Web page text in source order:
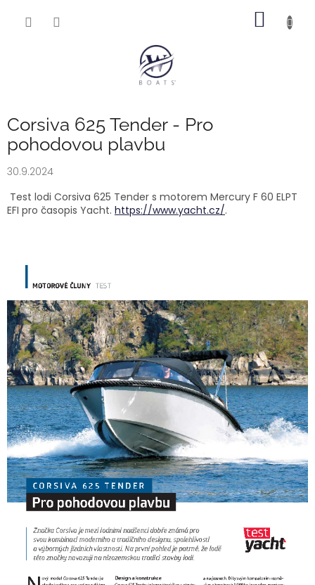
Corsiva 625 Tender - Pro
pohodovou plavbu
30.9.2024
Test lodi Corsiva 625 Tender s motorem Mercury F 60 ELPT
EFI pro časopis Yacht. https://www.yacht.cz/.